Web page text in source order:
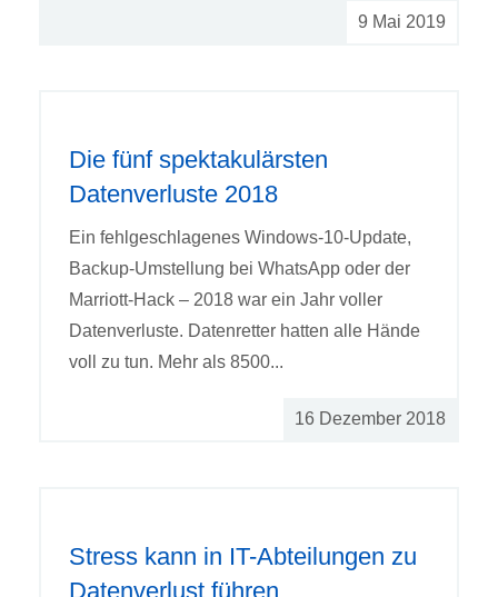
9 Mai 2019
Die fünf spektakulärsten
Datenverluste 2018
Ein fehlgeschlagenes Windows-10-Update,
Backup-Umstellung bei WhatsApp oder der
Marriott-Hack – 2018 war ein Jahr voller
Datenverluste. Datenretter hatten alle Hände
voll zu tun. Mehr als 8500...
16 Dezember 2018
Stress kann in IT-Abteilungen zu
Datenverlust führen